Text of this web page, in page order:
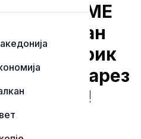
ЗНАМЕ
Милан
хет-трик
и Суарез
10 гола!